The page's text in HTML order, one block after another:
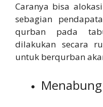
Caranya bisa
sebagian
qurban pada
dilakukan secara
untuk berqurban
Menabung